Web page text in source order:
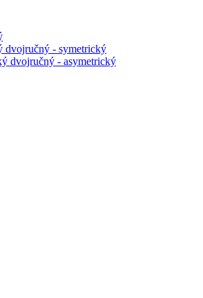
dvojručný - symetrický
dvojručný - asymetrický